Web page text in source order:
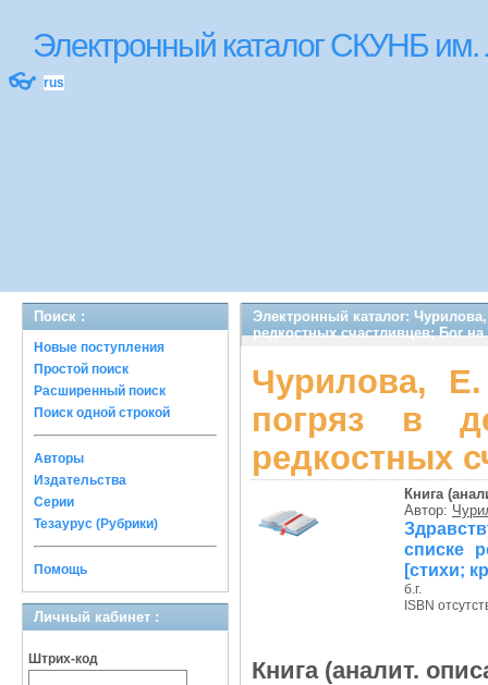
Электронный каталог СКУНБ
👓 rus
Поиск :
Новые поступления
Простой поиск
Расширенный поиск
Поиск одной строкой
Авторы
Издательства
Серии
Тезаурус (Рубрики)
Помощь
Личный кабинет :
Штрих-код
Электронный каталог:
редкостных счастливцев; Бог
Чурилова,
погряз в
редкостных
Книга
Автор:
списке
[стихи;
б.г.
ISBN
Книга (аналит.